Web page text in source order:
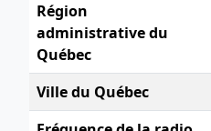
Région
administrative du
Québec
Ville du Québec